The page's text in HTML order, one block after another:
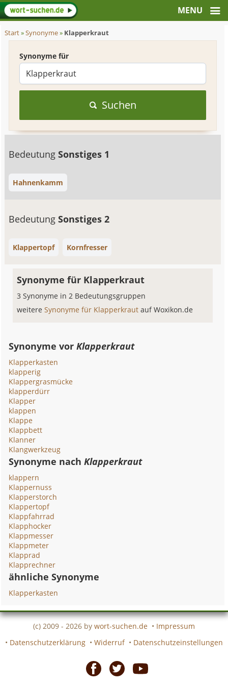
Start»Synonyme» Klapperkraut
Synonyme für
Suchen
BedeutungSonstiges 1
Hahnenkamm
BedeutungSonstiges 2
Klappertopf Kornfresser
Synonyme für Klapperkraut
3 Synonyme in 2 Bedeutungsgruppen
weitereSynonyme für Klapperkrautauf Woxikon.de
Synonyme vorKlapperkraut
Klapperkasten
klapperig
Klappergrasmücke
klapperdürr
Klapper
klappen
Klappe
Klappbett
Klanner
Klangwerkzeug
Synonyme nachKlapperkraut
klappern
Klappernuss
Klapperstorch
Klappertopf
Klappfahrrad
Klapphocker
Klappmesser
Klappmeter
Klapprad
Klapprechner
ähnliche Synonyme
Klapperkasten
(c) 2009 - 2026 by wort-suchen.de • Impressum
• Datenschutzerklärung • Widerruf • Datenschutzeinstellungen